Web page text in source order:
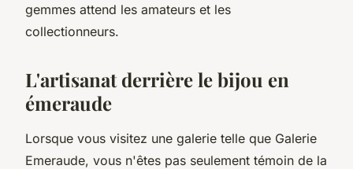
gemmes attend les amateurs et les
collectionneurs.
L'artisanat derrière le bijou en
émeraude
Lorsque vous visitez une galerie telle que Galerie
Emeraude, vous n'êtes pas seulement témoin de la